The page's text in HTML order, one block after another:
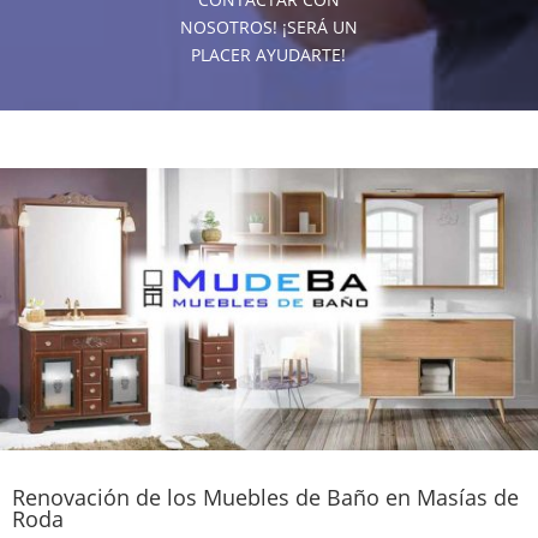
NOSOTROS! ¡SERÁ UN
PLACER AYUDARTE!
Renovación de los Muebles de Baño en Masías de
Roda